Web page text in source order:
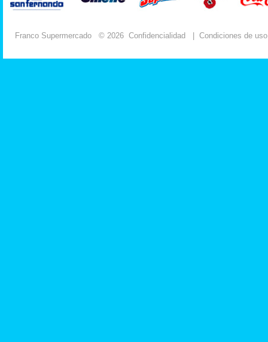
Franco Supermercado © 2026 Confidencialidad Condiciones de uso